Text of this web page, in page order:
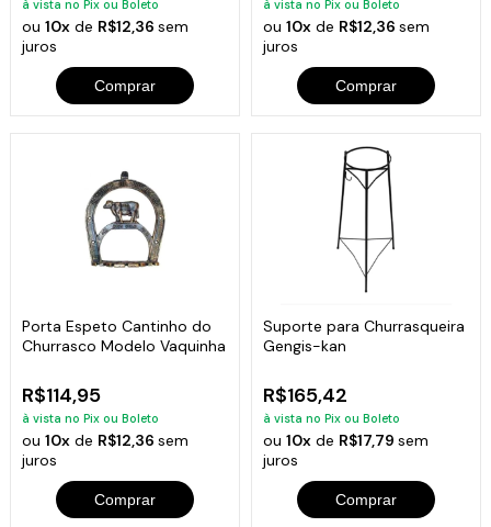
à vista no Pix ou Boleto
ou10x de R$12,36sem
juros
Comprar
à vista no Pix ou Boleto
ou 10xde R$12,36 sem
juros
Comprar
Porta Espeto Cantinho do
Churrasco Modelo Vaquinha
R$114,95
à vista no Pix ou Boleto
ou10x de R$12,36sem
juros
Comprar
Suporte para Churrasqueira
Gengis-kan
R$165,42
à vista no Pix ou Boleto
ou 10xde R$17,79 sem
juros
Comprar